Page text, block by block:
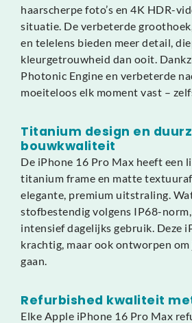
haarscherpe foto’s en 4K HDR-
situatie. De verbeterde
en telelens bieden meer detail,
kleurgetrouwheid dan ooit.
Photonic Engine en verbeterde
moeiteloos elk moment vast –
Titanium design en
bouwkwaliteit
De iPhone 16 Pro Max heeft een
titanium frame en matte
elegante, premium uitstraling.
stofbestendig volgens IP68-
intensief dagelijks gebruik. Deze
krachtig, maar ook ontworpen
gaan.
Refurbished kwaliteit
Elke Apple iPhone 16 Pro Max